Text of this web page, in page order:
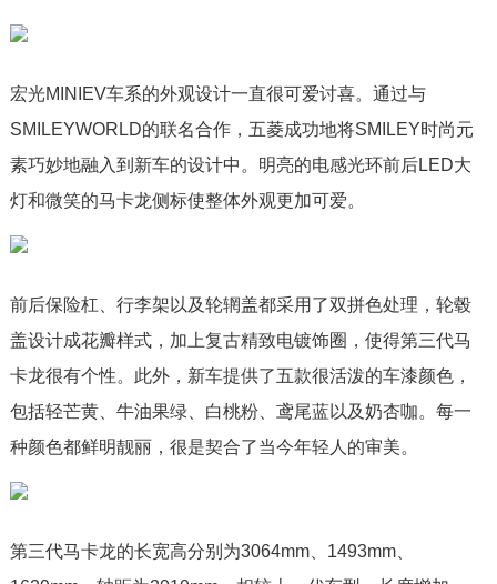
宏光MINIEV车系的外观设计一直很可爱讨喜。通过与
SMILEYWORLD的联名合作，五菱成功地将SMILEY时尚元
素巧妙地融入到新车的设计中。明亮的电感光环前后LED大
灯和微笑的马卡龙侧标使整体外观更加可爱。
前后保险杠、行李架以及轮辋盖都采用了双拼色处理，轮毂
盖设计成花瓣样式，加上复古精致电镀饰圈，使得第三代马
卡龙很有个性。此外，新车提供了五款很活泼的车漆颜色，
包括轻芒黄、牛油果绿、白桃粉、鸢尾蓝以及奶杏咖。每一
种颜色都鲜明靓丽，很是契合了当今年轻人的审美。
第三代马卡龙的长宽高分别为3064mm、1493mm、